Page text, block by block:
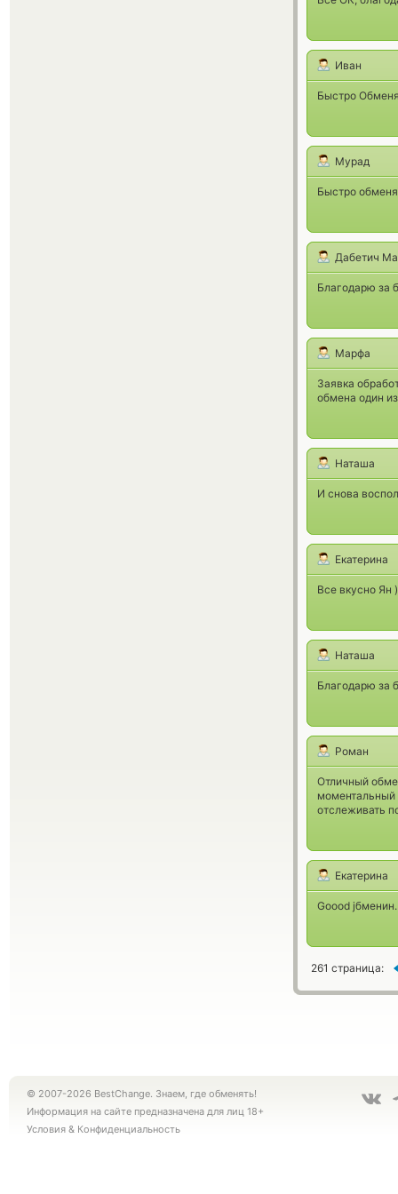
Иван
Быстро
Мурад
Быстро
Дабетич
Благодарю за
Марфа
Заявка
обмена один
Наташа
И снова
Екатерина
Все вкусно Ян )
Наташа
Благодарю за
Роман
Отличный
моментальный
отслеживать
Екатерина
Goood jбменин.
261 страница:
© 2007-2026 BestChange. Знаем, где обменять!
Информация на сайте предназначена для лиц 18+
Условия & Конфиденциальность